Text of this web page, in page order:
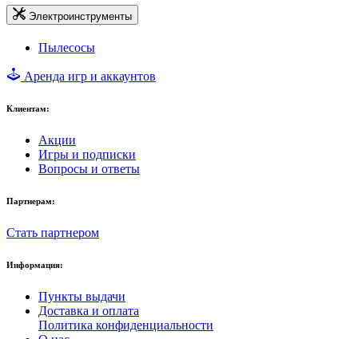
Электроинструменты
Пылесосы
Аренда игр и аккаунтов
Клиентам:
Акции
Игры и подписки
Вопросы и ответы
Партнерам:
Стать партнером
Информация:
Пункты выдачи
Доставка и оплата
Политика конфиденциальности